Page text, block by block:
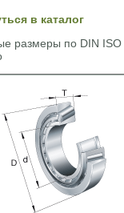
в каталог
размеры по DIN ISO